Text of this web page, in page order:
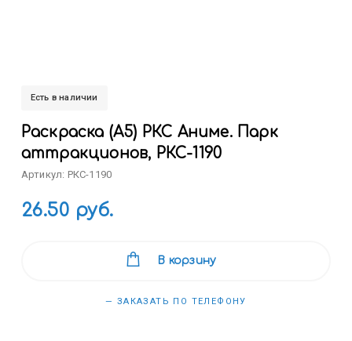
Есть в наличии
Раскраска (А5) РКС Аниме. Парк
аттракционов, РКС-1190
Артикул: РКС-1190
26.50 руб.
В корзину
— ЗАКАЗАТЬ ПО ТЕЛЕФОНУ